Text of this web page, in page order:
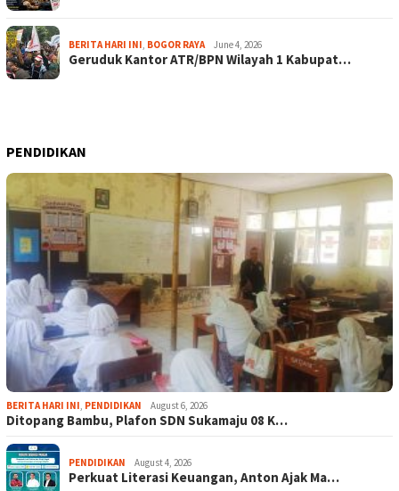
BERITA HARI INI, BOGOR RAYA June 4, 2026
Geruduk Kantor ATR/BPN Wilayah 1 Kabupat…
PENDIDIKAN
BERITA HARI INI, PENDIDIKAN August 6, 2026
Ditopang Bambu, Plafon SDN Sukamaju 08 K…
PENDIDIKAN August 4, 2026
Perkuat Literasi Keuangan, Anton Ajak Ma…